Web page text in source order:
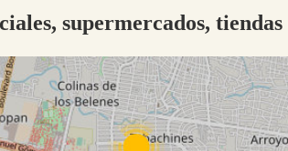
supermercados,